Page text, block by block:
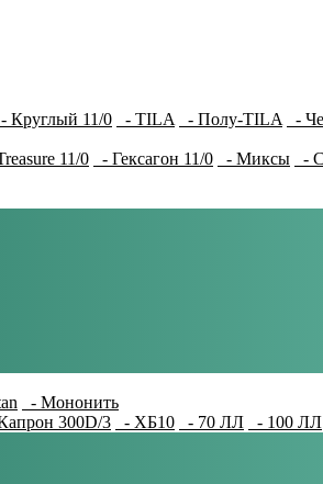
- Круглый 11/0 - TILA - Полу-TILA -
11/0 - Гексагон 11/0 - Миксы -
- Мононить
300D/3 - ХБ10 - 70 ЛЛ
- 100 ЛЛ